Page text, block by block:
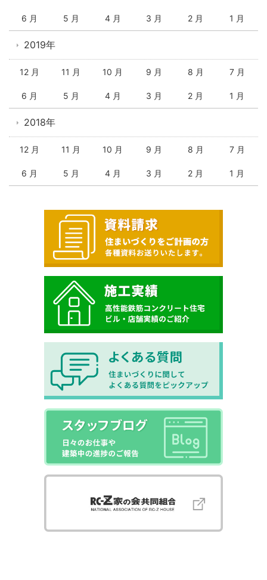
6 月 5 月 4 月 3 月 2 月 1 月
2019年
12 月 11 月 10 月 9 月 8 月 7 月
6 月 5 月 4 月 3 月 2 月 1 月
2018年
12 月 11 月 10 月 9 月 8 月 7 月
6 月 5 月 4 月 3 月 2 月 1 月